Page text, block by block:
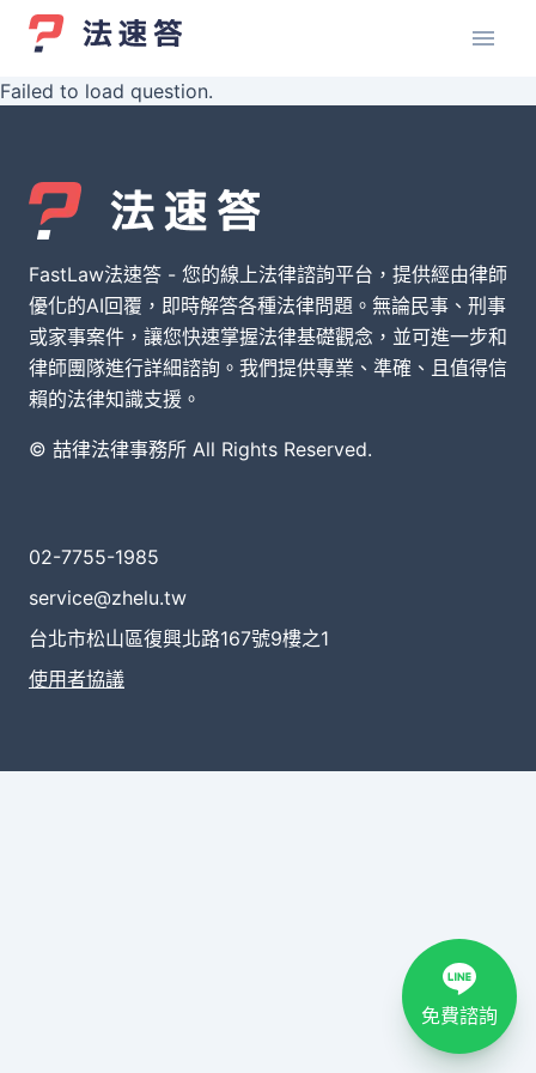
Failed to load question.
FastLaw法速答 - 您的線上法律諮詢平台，提供經由律師
優化的AI回覆，即時解答各種法律問題。無論民事、刑事
或家事案件，讓您快速掌握法律基礎觀念，並可進一步和
律師團隊進行詳細諮詢。我們提供專業、準確、且值得信
賴的法律知識支援。
© 喆律法律事務所 All Rights Reserved.
02-7755-1985
service@zhelu.tw
台北市松山區復興北路167號9樓之1
使用者協議
免費諮詢